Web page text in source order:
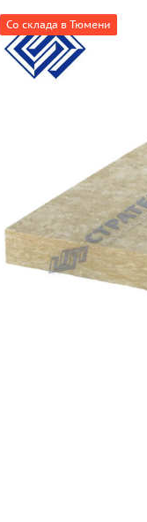
Со склада в Тюмени